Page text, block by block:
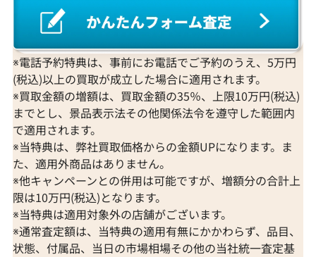
※電話予約特典は、事前にお電話でご予約のうえ、5万円
(税込)以上の買取が成立した場合に適用されます。
※買取金額の増額は、買取金額の35％、上限10万円(税込)
までとし、景品表示法その他関係法令を遵守した範囲内
で適用されます。
※当特典は、弊社買取価格からの金額UPになります。ま
た、適用外商品はありません。
※他キャンペーンとの併用は可能ですが、増額分の合計上
限は10万円(税込)となります。
※当特典は適用対象外の店舗がございます。
※通常査定額は、当特典の適用有無にかかわらず、品目、
状態、付属品、当日の市場相場その他の当社統一査定基